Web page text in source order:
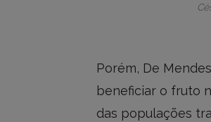
Porém, De
beneficiar o fruto
das populações